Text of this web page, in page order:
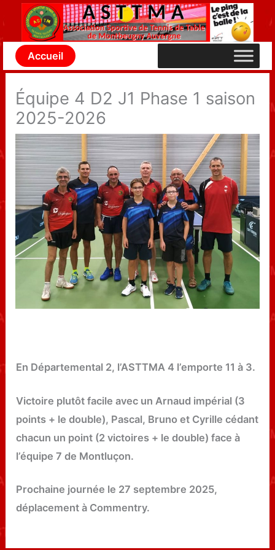
contenu
Accueil
Équipe 4 D2 J1 Phase 1 saison
2025-2026
En Départemental 2, l’ASTTMA 4 l’emporte 11 à 3.
Victoire plutôt facile avec un Arnaud impérial (3
points + le double), Pascal, Bruno et Cyrille cédant
chacun un point (2 victoires + le double) face à
l’équipe 7 de Montluçon.
Prochaine journée le 27 septembre 2025,
déplacement à Commentry.